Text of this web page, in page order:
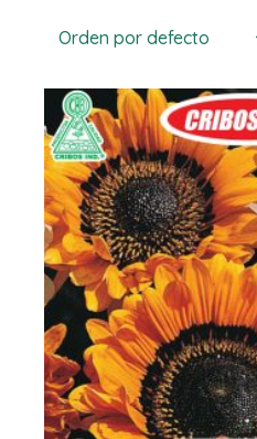
Orden por defecto